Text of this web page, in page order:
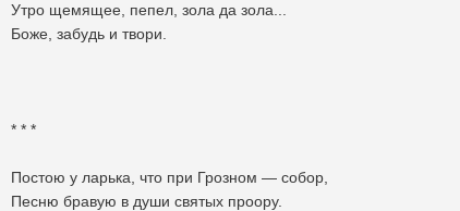
Утро щемящее, пепел, зола да зола...
Боже, забудь и твори.
* * *
Постою у ларька, что при Грозном — собор,
Песню бравую в души святых проору.